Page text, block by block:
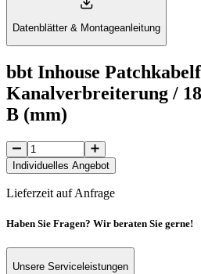
Datenblätter & Montageanleitung
bbt Inhouse
Kanalverbreiterung /
B (mm)
Individuelles Angebot
Lieferzeit auf Anfrage
Haben Sie Fragen? Wir beraten Sie gerne!
Unsere Serviceleistungen